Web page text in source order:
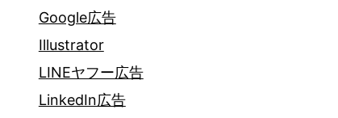
Google広告
Illustrator
LINEヤフー広告
LinkedIn広告